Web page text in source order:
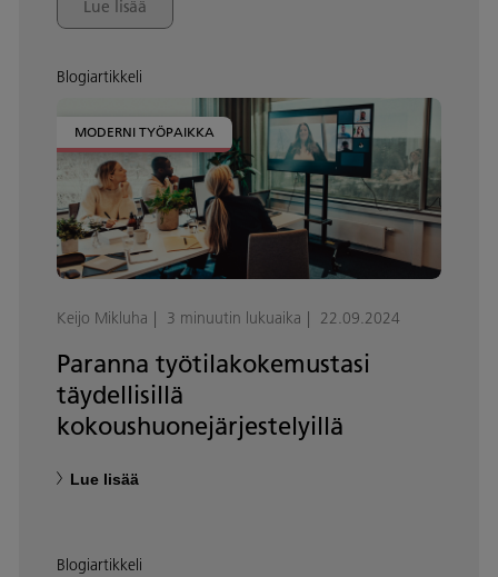
Lue lisää
Blogiartikkeli
MODERNI TYÖPAIKKA
Keijo Mikluha 3 minuutin lukuaika 22.09.2024
Paranna työtilakokemustasi
täydellisillä
kokoushuonejärjestelyillä
Lue lisää
Blogiartikkeli